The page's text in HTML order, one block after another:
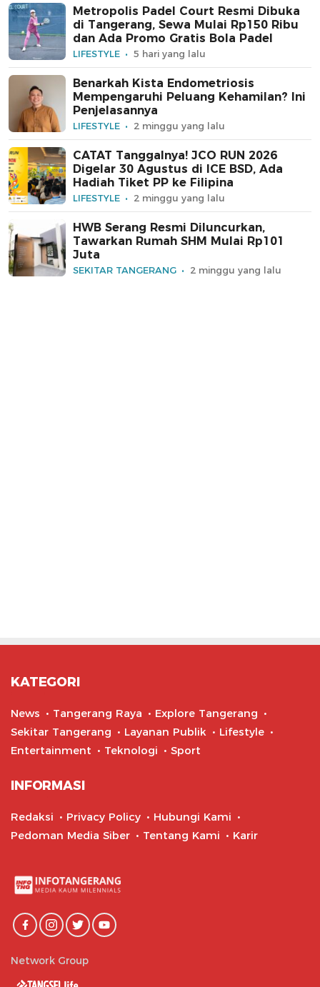
Metropolis Padel Court Resmi Dibuka
di Tangerang, Sewa Mulai Rp150 Ribu
dan Ada Promo Gratis Bola Padel
LIFESTYLE 5 hari yang lalu
Benarkah Kista Endometriosis
Mempengaruhi Peluang Kehamilan? Ini
Penjelasannya
LIFESTYLE 2 minggu yang lalu
CATAT Tanggalnya! JCO RUN 2026
Digelar 30 Agustus di ICE BSD, Ada
Hadiah Tiket PP ke Filipina
LIFESTYLE 2 minggu yang lalu
HWB Serang Resmi Diluncurkan,
Tawarkan Rumah SHM Mulai Rp101
Juta
SEKITAR TANGERANG 2 minggu yang lalu
KATEGORI
News Tangerang Raya
Explore Tangerang
Sekitar Tangerang
Layanan Publik
Lifestyle
Entertainment
Teknologi Sport
INFORMASI
Redaksi Privacy Policy
Hubungi Kami
Pedoman Media Siber
Tentang Kami Karir
Network Group